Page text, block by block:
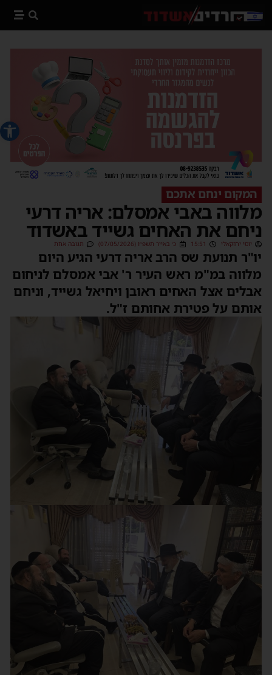
פתח
המקום ינחם אתכם
מלווה באבי אמסלם: אריה דרעי
ניחם את האחים גשייד באשדוד
יוסי יחזקאלי 15:51 כ׳ באייר תשפ״ו (07/05/2026) תגובה אחת
יו"ר תנועת שס הרב אריה דרעי הגיע היום
מלווה במ"מ ראש העיר ר' אבי אמסלם לניחום
אבלים אצל האחים ראובן ויחיאל גשייד, וניחם
אותם על פטירת אחותם ז"ל.